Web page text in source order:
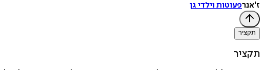
ז'אנרפעוטות וילדי גן
תקציר
תקציר